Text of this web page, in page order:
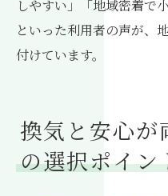
しやすい」「地域密着で
といった利用者の声が、
付けています。
換気と安心が
の選択ポイン